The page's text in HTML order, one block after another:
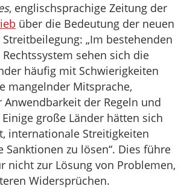
, englischsprachige Zeitung der
über die Bedeutung der neuen
„Im bestehenden
sehen sich die
häufig mit Schwierigkeiten
mangelnder Mitsprache,
der Regeln und
große Länder hätten sich
internationale Streitigkeiten
Sanktionen zu lösen“. Dies führe
nicht zur Lösung von Problemen,
Widersprüchen.